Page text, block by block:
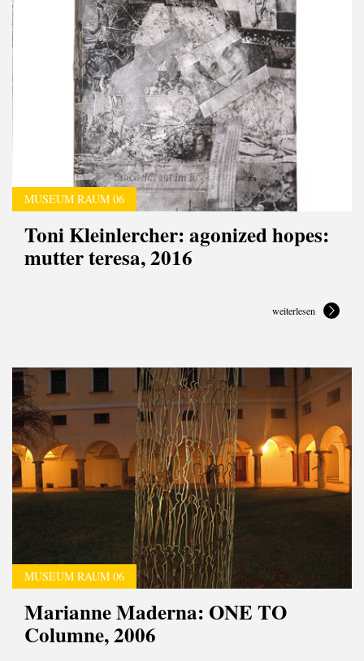
MUSEUM RAUM 06
Toni Kleinlercher: agonized hopes:
mutter teresa, 2016
weiterlesen
MUSEUM RAUM 06
Marianne Maderna: ONE TO
Columne, 2006